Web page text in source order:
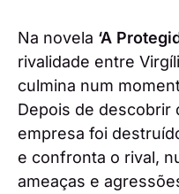
Na novela ‘A
rivalidade entre
culmina num
Depois de descobrir
empresa foi
e confronta o rival,
ameaças e